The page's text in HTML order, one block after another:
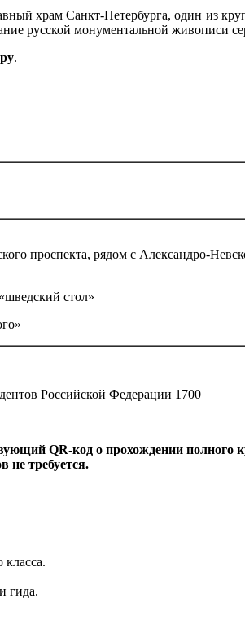
храм Санкт-Петербурга, один из
русской монументальной живописи
.
проспекта, рядом с Александро-
стол»
Российской Федерации 1700
QR-код о прохождении полного
не требуется.
класса.
гида.